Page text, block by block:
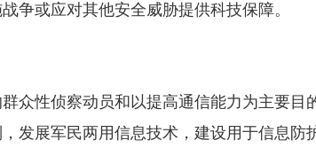
争或应对其他安全威胁提供科技保障。
性侦察动员和以提高通信能力为主要目
发展军民两用信息技术，建设用于信息防